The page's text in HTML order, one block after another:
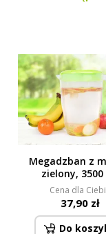
Megadzban z
zielony,
Cena dla
37,90 zł
Do